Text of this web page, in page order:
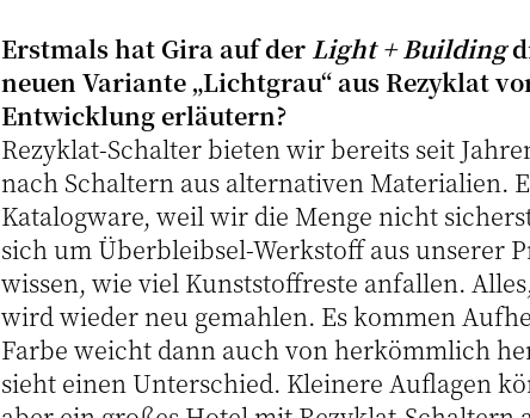
Erstmals hat Gira auf der Light + Building
neuen Variante „Lichtgrau“ aus Rezyklat
Entwicklung erläutern?
Rezyklat-Schalter bieten wir bereits seit
nach Schaltern aus alternativen Materialien.
Katalogware, weil wir die Menge nicht
sich um Überbleibsel-Werkstoff aus unserer
wissen, wie viel Kunststoffreste anfallen.
wird wieder neu gemahlen. Es kommen
Farbe weicht dann auch von herkömmlich
sieht einen Unterschied. Kleinere Auflagen